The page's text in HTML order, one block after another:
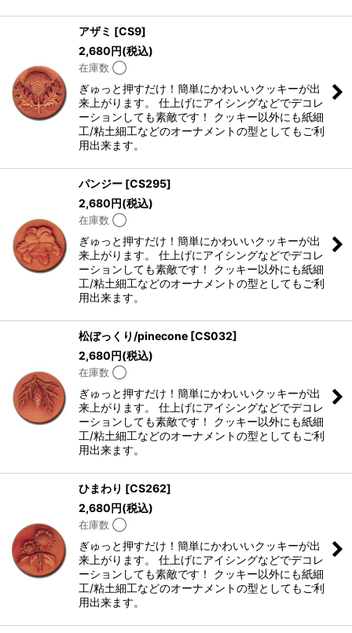
アザミ [CS9]
2,680円(税込)
在庫数 ◯
ぎゅっと押すだけ！簡単にかわいいクッキーが出
来上がります。 仕上げにアイシングなどでデコレ
ーションしても素敵です！ クッキー以外にも紙細
工/粘土細工などのオーナメントの型としてもご利
用出来ます。
パンジー [CS295]
2,680円(税込)
在庫数 ◯
ぎゅっと押すだけ！簡単にかわいいクッキーが出
来上がります。 仕上げにアイシングなどでデコレ
ーションしても素敵です！ クッキー以外にも紙細
工/粘土細工などのオーナメントの型としてもご利
用出来ます。
松ぼっくり/pinecone [CS032]
2,680円(税込)
在庫数 ◯
ぎゅっと押すだけ！簡単にかわいいクッキーが出
来上がります。 仕上げにアイシングなどでデコレ
ーションしても素敵です！ クッキー以外にも紙細
工/粘土細工などのオーナメントの型としてもご利
用出来ます。
ひまわり [CS262]
2,680円(税込)
在庫数 ◯
ぎゅっと押すだけ！簡単にかわいいクッキーが出
来上がります。 仕上げにアイシングなどでデコレ
ーションしても素敵です！ クッキー以外にも紙細
工/粘土細工などのオーナメントの型としてもご利
用出来ます。